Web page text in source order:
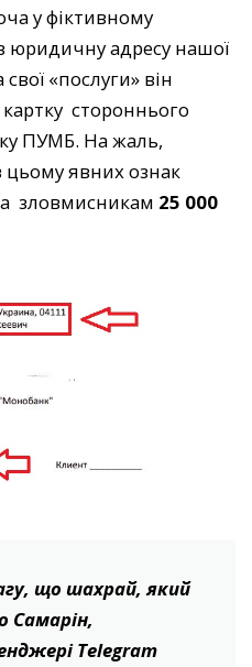
у фіктивному
юридичну адресу нашої
«послуги» він
стороннього
ПУМБ. На жаль,
цьому явних ознак
зловмисникам 25 000
що шахрай, який
Самарін,
Telegram